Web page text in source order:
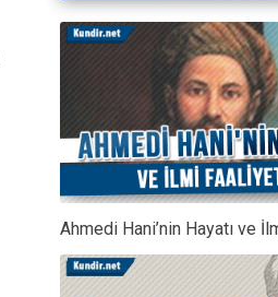
Ahmedi Hani’nin Hayatı ve